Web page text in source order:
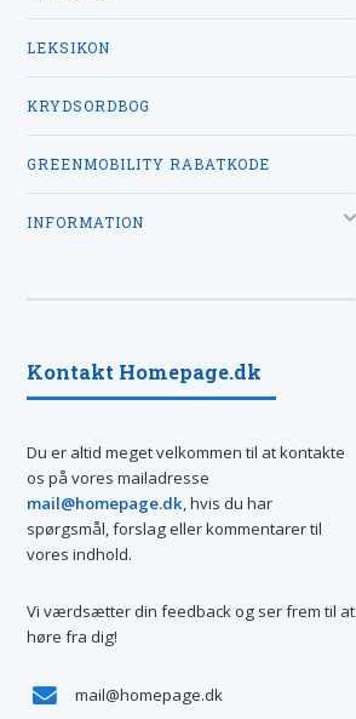
LEKSIKON
KRYDSORDBOG
GREENMOBILITY RABATKODE
INFORMATION
Kontakt Homepage.dk
Du er altid meget velkommen til at kontakte
os på vores mailadresse
mail@homepage.dk, hvis du har
spørgsmål, forslag eller kommentarer til
vores indhold.
Vi værdsætter din feedback og ser frem til at
høre fra dig!
mail@homepage.dk